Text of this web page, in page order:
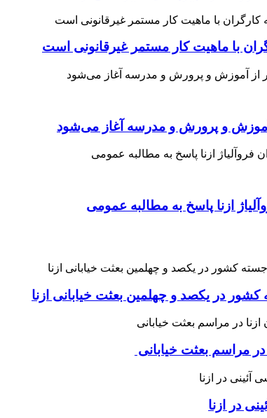
با ماهیت کار مستمر غیرقانونی است
و پرورش و مدرسه آغاز می‌شود
ازنا پاسخ به مطالبه عمومی
در یکصد و چهلمین بعثت خیابانی ازنا
مراسم بعثت خیابانی
در ازنا